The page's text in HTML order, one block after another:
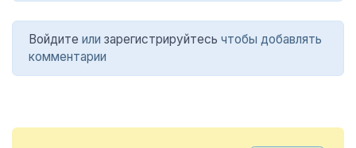
Войдите или зарегистрируйтесь чтобы добавлять
комментарии